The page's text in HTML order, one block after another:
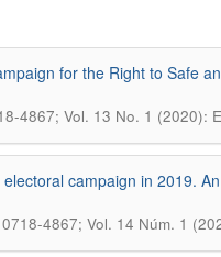
for the Right to Safe
4867; Vol. 13 No. 1 (2020):
campaign in 2019.
4867; Vol. 14 Núm. 1